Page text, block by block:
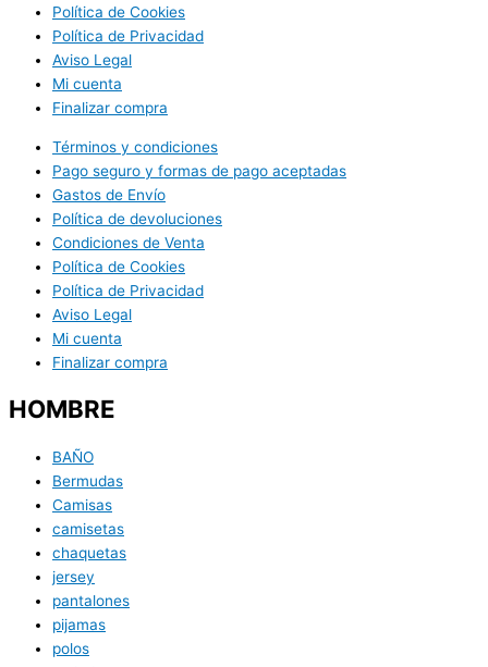
Política de Cookies
Política de Privacidad
Aviso Legal
Mi cuenta
Finalizar compra
Términos y condiciones
Pago seguro y formas de pago aceptadas
Gastos de Envío
Política de devoluciones
Condiciones de Venta
Política de Cookies
Política de Privacidad
Aviso Legal
Mi cuenta
Finalizar compra
HOMBRE
BAÑO
Bermudas
Camisas
camisetas
chaquetas
jersey
pantalones
pijamas
polos